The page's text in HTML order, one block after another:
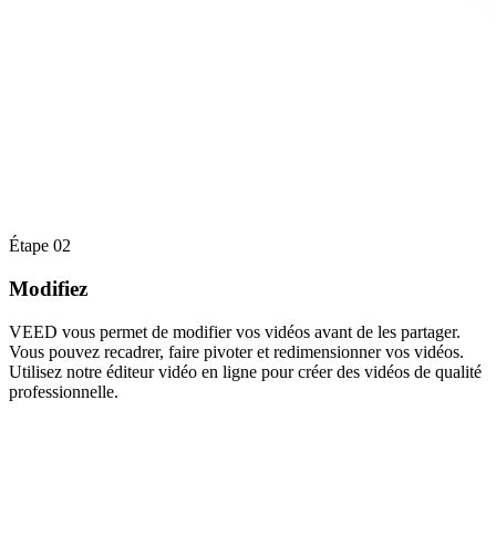
Étape 02
Modifiez
VEED vous permet de modifier vos vidéos avant de les partager.
Vous pouvez recadrer, faire pivoter et redimensionner vos vidéos.
Utilisez notre éditeur vidéo en ligne pour créer des vidéos de qualité
professionnelle.